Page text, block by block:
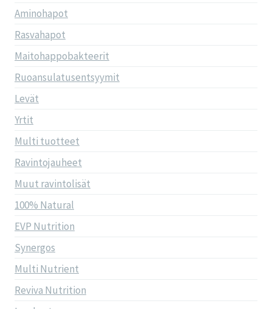
Aminohapot
Rasvahapot
Maitohappobakteerit
Ruoansulatusentsyymit
Levät
Yrtit
Multi tuotteet
Ravintojauheet
Muut ravintolisät
100% Natural
EVP Nutrition
Synergos
Multi Nutrient
Reviva Nutrition